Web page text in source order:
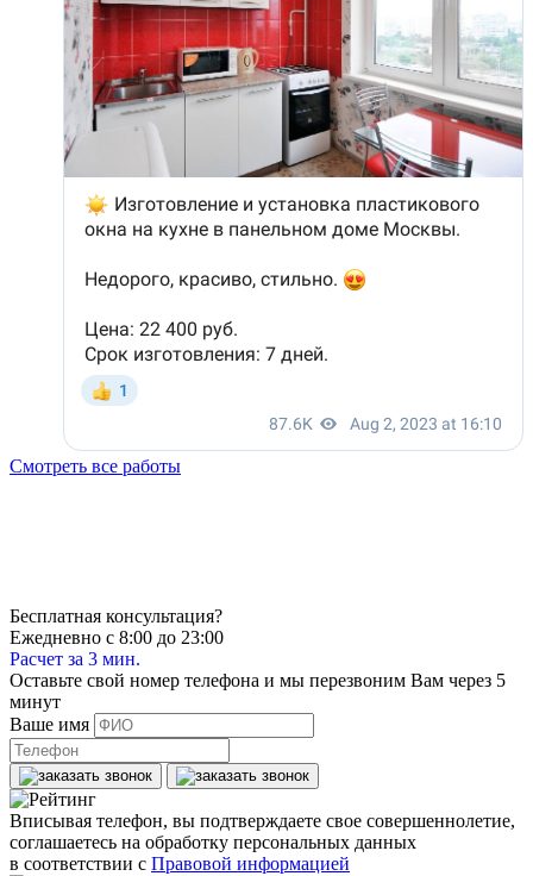
Смотреть все работы
Бесплатная консультация?
Ежедневно с 8:00 до 23:00
Расчет за 3 мин.
Оставьте свой номер телефона и мы перезвоним Вам через 5
минут
Ваше имя
Вписывая телефон, вы подтверждаете свое совершеннолетие,
соглашаетесь на обработку персональных данных
в соответствии с Правовой информацией